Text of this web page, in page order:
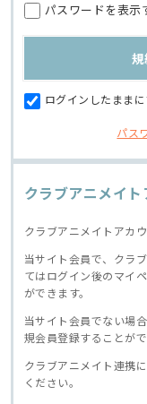
パスワードを表示
ログインしたままに
パス
クラブアニメイ
クラブアニメイトアカ
当サイト会員で、クラ
てはログイン後のマイ
ができます。
当サイト会員でない場
規会員登録することがで
クラブアニメイト連携
ください。